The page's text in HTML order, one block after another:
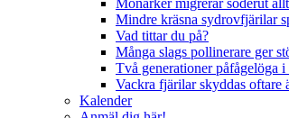
Mindre kräsna sydrovfjärilar
Vad tittar du på?
Många slags pollinerare ger
Två generationer påfågelöga
Vackra fjärilar skyddas oftare
Kalender